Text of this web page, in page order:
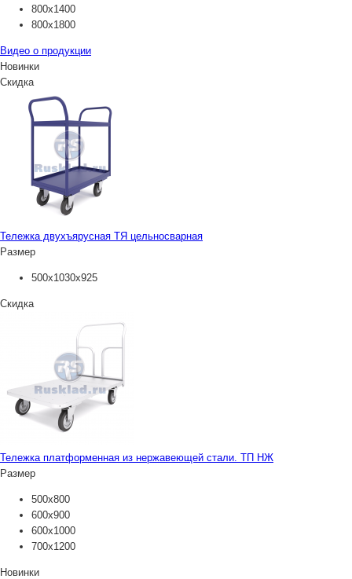
800х1400
800х1800
Видео о продукции
Новинки
Скидка
Тележка двухъярусная ТЯ цельносварная
Размер
500х1030х925
Скидка
Тележка платформенная из нержавеющей стали. ТП НЖ
Размер
500х800
600х900
600х1000
700х1200
Новинки